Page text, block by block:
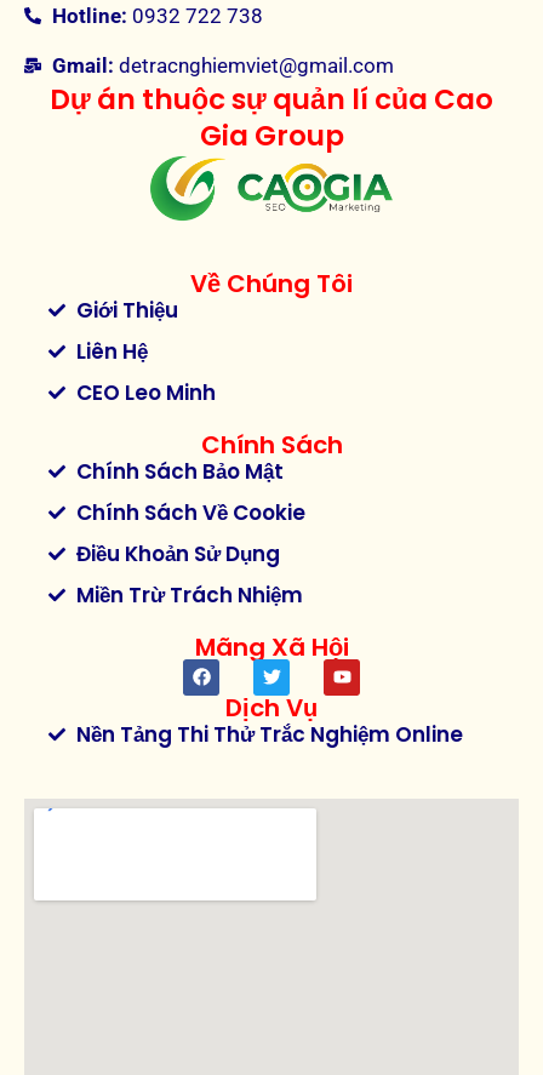
Hotline: 0932 722 738
Gmail: detracnghiemviet@gmail.com
Dự án thuộc sự quản lí của Cao
Gia Group
Về Chúng Tôi
Giới Thiệu
Liên Hệ
CEO Leo Minh
Chính Sách
Chính Sách Bảo Mật
Chính Sách Về Cookie
Điều Khoản Sử Dụng
Miền Trừ Trách Nhiệm
Mãng Xã Hội
Dịch Vụ
Nền Tảng Thi Thử Trắc Nghiệm Online